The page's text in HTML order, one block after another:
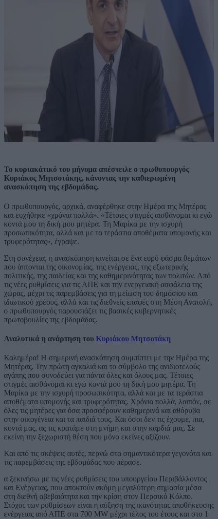
Το κυριακάτικό του μήνυμα απέστειλε ο πρωθυπουργός
Κυριάκος Μητσοτάκης, κάνοντας την καθιερωμένη
ανασκόπηση της εβδομάδας.
Ο πρωθυπουργός, αρχικά, αναφέρθηκε στην Ημέρα της Μητέρας
και ευχήθηκε «χρόνια πολλά». «Τέτοιες στιγμές αισθάνομαι κι εγώ
κοντά μου τη δική μου μητέρα. Τη Μαρίκα με την ισχυρή
προσωπικότητα, αλλά και με τα τεράστια αποθέματα υπομονής και
τρυφερότητας», έγραψε.
Στη συνέχεια, η ανασκόπηση κινείται σε ένα ευρύ φάσμα θεμάτων
που άπτονται της οικονομίας, της ενέργειας, της εξωτερικής
πολιτικής, της παιδείας και της καθημερινότητας των πολιτών. Από
τις νέες ρυθμίσεις για τις ΑΠΕ και την ενεργειακή ασφάλεια της
χώρας, μέχρι τις παρεμβάσεις για τη μείωση του δημόσιου και
ιδιωτικού χρέους, αλλά και τις διεθνείς επαφές στη Μέση Ανατολή,
ο πρωθυπουργός παρουσιάζει τις βασικές κυβερνητικές
πρωτοβουλίες της εβδομάδας.
Αναλυτικά η ανάρτηση του Κυριάκου Μητσοτάκη
Καλημέρα! Η σημερινή ανασκόπηση συμπίπτει με την Ημέρα της
Μητέρας. Την πρώτη αγκαλιά και το σύμβολο της ανιδιοτελούς
αγάπης που συνοδεύει για πάντα όλες και όλους μας. Τέτοιες
στιγμές αισθάνομαι κι εγώ κοντά μου τη δική μου μητέρα. Τη
Μαρίκα με την ισχυρή προσωπικότητα, αλλά και με τα τεράστια
αποθέματα υπομονής και τρυφερότητας. Χρόνια πολλά, λοιπόν, σε
όλες τις μητέρες για όσα προσφέρουν καθημερινά και αθόρυβα
στην οικογένεια και τα παιδιά τους. Και όσοι δεν τις έχουμε, πια,
κοντά μας, ας τις κρατάμε στη μνήμη και στην καρδιά μας. Σε
εκείνη την ξεχωριστή θέση που μόνο εκείνες αξίζουν.
Και από τις σκέψεις αυτές, περνώ στα σημαντικότερα γεγονότα και
τις παρεμβάσεις της εβδομάδας που πέρασε.
α ξεκινήσω με τις νέες ρυθμίσεις του υπουργείου Περιβάλλοντος
και Ενέργειας, που αποκτούν ακόμη μεγαλύτερη σημασία μέσα
στη διεθνή αβεβαιότητα και την κρίση στον Περσικό Κόλπο.
Στόχος των ρυθμίσεων είναι η αύξηση της ικανότητας αποθήκευσης
ενέργειας από ΑΠΕ στα 700 MW μέχρι τέλος του έτους και στο 1